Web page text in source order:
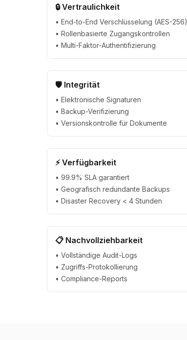
🔒 Vertraulichkeit
• End-to-End Verschlüsselung (AES-256)
• Rollenbasierte Zugangskontrollen
• Multi-Faktor-Authentifizierung
🛡️ Integrität
• Elektronische Signaturen
• Backup-Verifizierung
• Versionskontrolle für Dokumente
⚡ Verfügbarkeit
• 99.9% SLA garantiert
• Geografisch redundante Backups
• Disaster Recovery < 4 Stunden
📋 Nachvollziehbarkeit
• Vollständige Audit-Logs
• Zugriffs-Protokollierung
• Compliance-Reports